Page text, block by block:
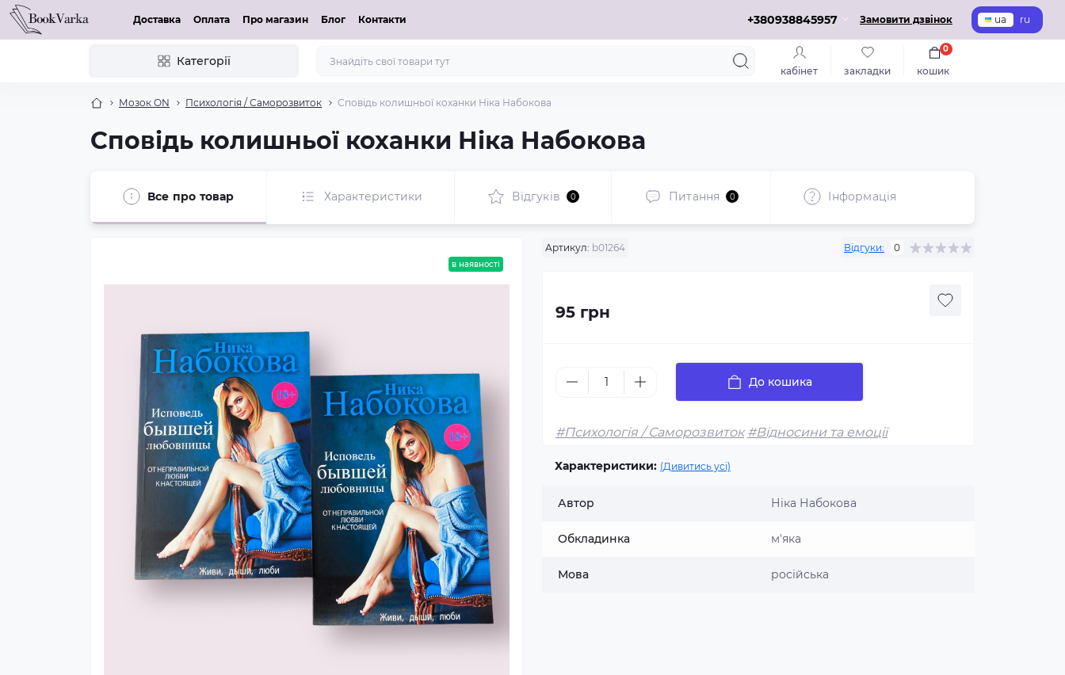
Доставка Оплата Про магазин Блог Контакти +380938845957 Замовити дзвінок ua ru
Категорії
кабінет закладки кошик
0
Мозок ON Психологія / Саморозвиток Сповідь колишньої коханки Ніка Набокова
Сповідь колишньої коханки Ніка Набокова
Все про товар Характеристики Відгуків 0 Питання 0 Iнформація
в наявності
Артикул: b01264 Відгуки: 0
95 грн
До кошика
#Психологія / Саморозвиток #Відносини та емоції
Характеристики: (Дивитись усі)
Автор Ніка Набокова
Обкладинка м'яка
Мова російська